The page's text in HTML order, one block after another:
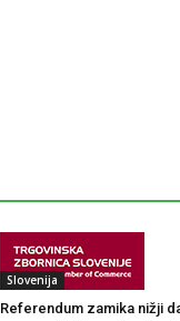
Slovenija
Referendum zamika nižji